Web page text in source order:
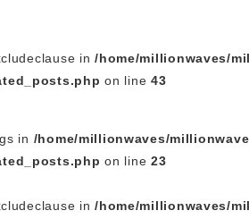
in/home/millionwaves/
on line43
in /home/millionwaves/
on line23
in/home/millionwaves/